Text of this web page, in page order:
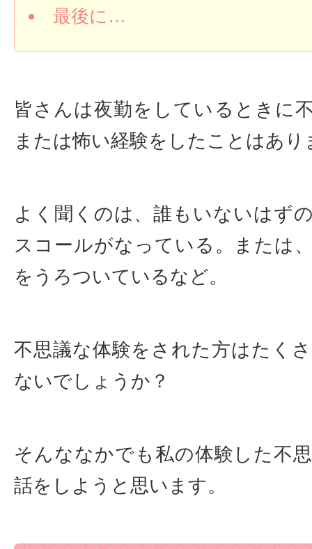
最後に…
皆さんは夜勤をしているときに
または怖い経験をしたことはあり
よく聞くのは、誰もいないはず
スコールがなっている。または
をうろついているなど。
不思議な体験をされた方はたく
ないでしょうか？
そんななかでも私の体験した不
話をしようと思います。